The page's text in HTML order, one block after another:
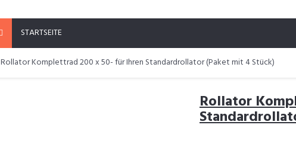
STARTSEITE
Rollator Komplettrad 200 x 50- für Ihren Standardrollator (Paket mit 4 Stück)
Rollator